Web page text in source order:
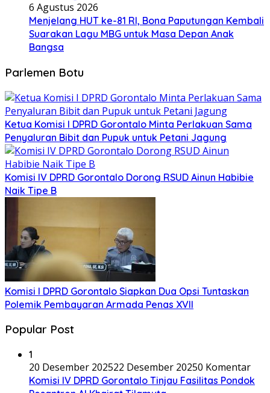
6 Agustus 2026
Menjelang HUT ke-81 RI, Bona Paputungan Kembali
Suarakan Lagu MBG untuk Masa Depan Anak
Bangsa
Parlemen Botu
Ketua Komisi I DPRD Gorontalo Minta Perlakuan Sama
Penyaluran Bibit dan Pupuk untuk Petani Jagung
Komisi IV DPRD Gorontalo Dorong RSUD Ainun Habibie
Naik Tipe B
Komisi I DPRD Gorontalo Siapkan Dua Opsi Tuntaskan
Polemik Pembayaran Armada Penas XVII
Popular Post
1
20 Desember 202522 Desember 20250 Komentar
Komisi IV DPRD Gorontalo Tinjau Fasilitas Pondok